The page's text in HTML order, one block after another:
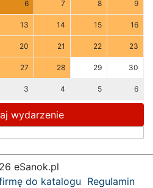
6 7 8 9
13 14 15 16
20 21 22 23
27 28 29 30
3 4 5 6
wydarzenie
eSanok.pl
do katalogu Regulamin